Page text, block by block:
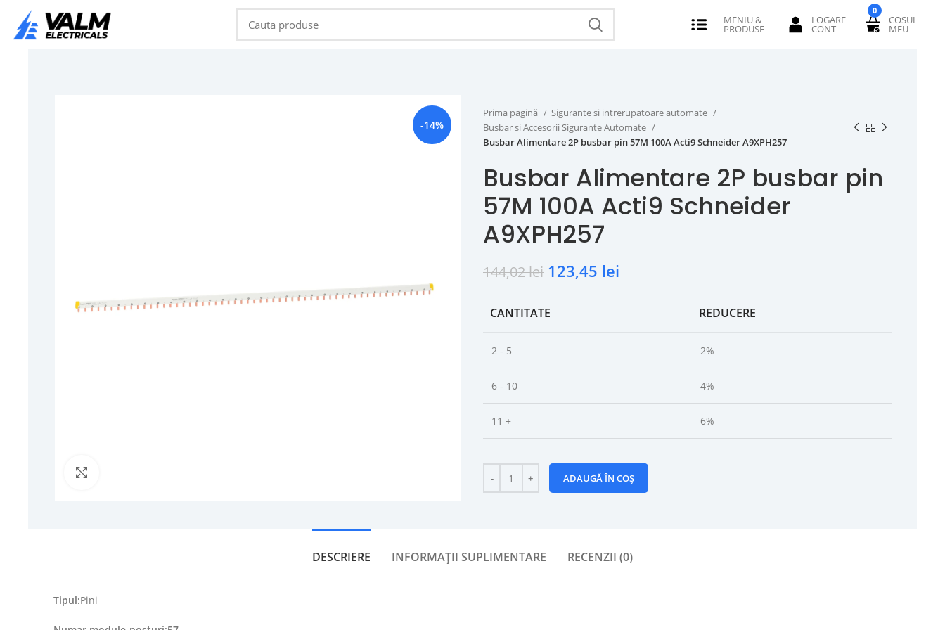
0
-14%
Prima pagină
Sigurante si intrerupatoare automate
Busbar si Accesorii Sigurante Automate
Busbar Alimentare 2P busbar pin 57M 100A Acti9 Schneider A9XPH257
Busbar Alimentare 2P busbar pin
57M 100A Acti9 Schneider
A9XPH257
144,02lei 123,45 lei
CANTITATE REDUCERE
2 - 5 2%
6 - 10 4%
11 + 6%
ADAUGĂ ÎN COȘ
DESCRIERE INFORMAȚII SUPLIMENTARE RECENZII (0)
Tipul:Pini